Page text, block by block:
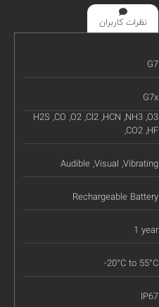
نظرات کاربران
G7
G7x
H2S ,CO ,O2 ,Cl2 ,HCN ,NH3 ,O3
,CO2 ,HF
Audible ,Visual ,Vibrating
Rechargeable Battery
1 year
-20°C to 55°C
IP67